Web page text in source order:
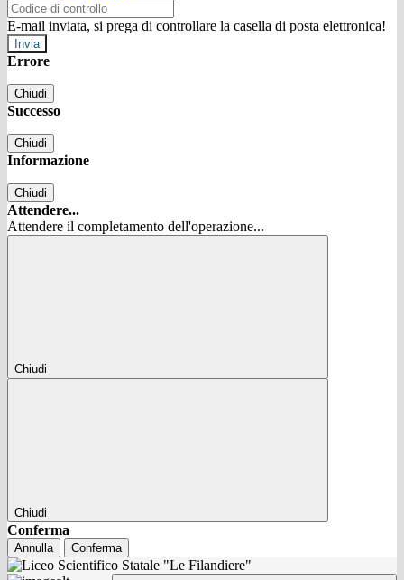
E-mail inviata, si prega di controllare la casella di posta elettronica!
Errore
Chiudi
Successo
Chiudi
Informazione
Chiudi
Attendere...
Attendere il completamento dell'operazione...
Chiudi
Chiudi
Conferma
Annulla Conferma